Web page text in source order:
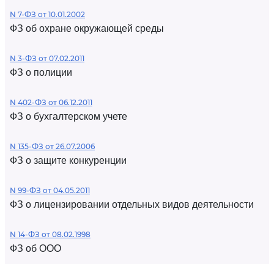
N 7-ФЗ от 10.01.2002
ФЗ об охране окружающей среды
N 3-ФЗ от 07.02.2011
ФЗ о полиции
N 402-ФЗ от 06.12.2011
ФЗ о бухгалтерском учете
N 135-ФЗ от 26.07.2006
ФЗ о защите конкуренции
N 99-ФЗ от 04.05.2011
ФЗ о лицензировании отдельных видов деятельности
N 14-ФЗ от 08.02.1998
ФЗ об ООО